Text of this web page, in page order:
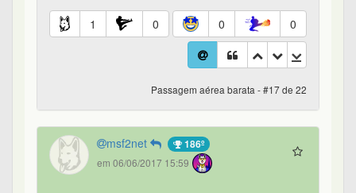
1 0 0 0
Passagem aérea barata - #17 de 22
msf2net 186º
em 06/06/2017 15:59